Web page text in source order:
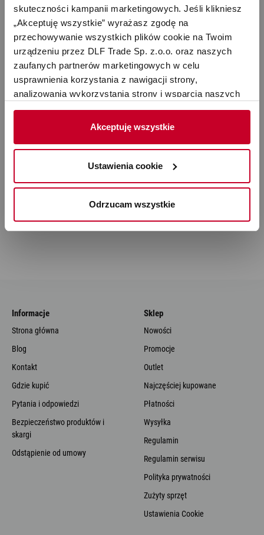
skuteczności kampanii marketingowych. Jeśli klikniesz
„Akceptuję wszystkie” wyrażasz zgodę na
przechowywanie wszystkich plików cookie na Twoim
urządzeniu przez DLF Trade Sp. z.o.o. oraz naszych
zaufanych partnerów marketingowych w celu
usprawnienia korzystania z nawigacji strony,
analizowania wykorzystania strony i wsparcia naszych
działań marketingowych. Możesz też zarządzać nimi
samodzielnie poprzez wybranie opcji „Ustawienia
prywatności. W związku z korzystaniem z cookies w
celu personalizacji reklam i dokonywania pomiarów
skuteczności kampanii marketingowych, dane mogą być
Akceptuję wszystkie
Ustawienia cookie
Odrzucam wszystkie
Komentarze (0)
Oceń produkt
Informacje
Strona główna
Blog
Kontakt
Gdzie kupić
Pytania i odpowiedzi
Bezpieczeństwo produktów i
skargi
Odstąpienie od umowy
Sklep
Nowości
Promocje
Outlet
Najczęściej kupowane
Płatności
Wysyłka
Regulamin
Regulamin serwisu
Polityka prywatności
Zużyty sprzęt
Ustawienia Cookie